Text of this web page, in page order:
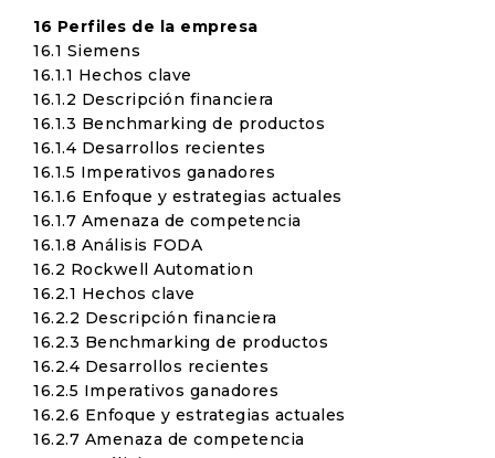
16 Perfiles de la empresa
16.1 Siemens
16.1.1 Hechos clave
16.1.2 Descripción financiera
16.1.3 Benchmarking de productos
16.1.4 Desarrollos recientes
16.1.5 Imperativos ganadores
16.1.6 Enfoque y estrategias actuales
16.1.7 Amenaza de competencia
16.1.8 Análisis FODA
16.2 Rockwell Automation
16.2.1 Hechos clave
16.2.2 Descripción financiera
16.2.3 Benchmarking de productos
16.2.4 Desarrollos recientes
16.2.5 Imperativos ganadores
16.2.6 Enfoque y estrategias actuales
16.2.7 Amenaza de competencia